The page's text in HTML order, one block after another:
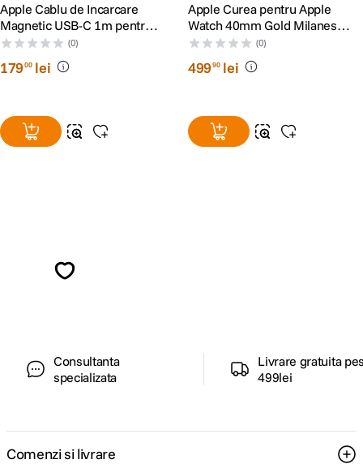
Apple Cablu de Incarcare
Magnetic USB-C 1m pentru
Apple Watch(0)
17900 lei
Apple Curea pentru Apple
Watch 40mm Gold Milanese
Loop
(0)
49990 lei
Consultanta
specializata
Livrare gratuita
499lei
Comenzi si livrare